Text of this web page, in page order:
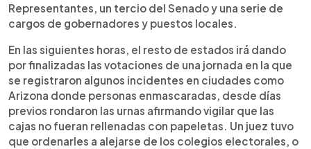
Representantes, un tercio del Senado y una serie de
cargos de gobernadores y puestos locales.
En las siguientes horas, el resto de estados irá dando
por finalizadas las votaciones de una jornada en la que
se registraron algunos incidentes en ciudades como
Arizona donde personas enmascaradas, desde días
previos rondaron las urnas afirmando vigilar que las
cajas no fueran rellenadas con papeletas. Un juez tuvo
que ordenarles a alejarse de los colegios electorales, o